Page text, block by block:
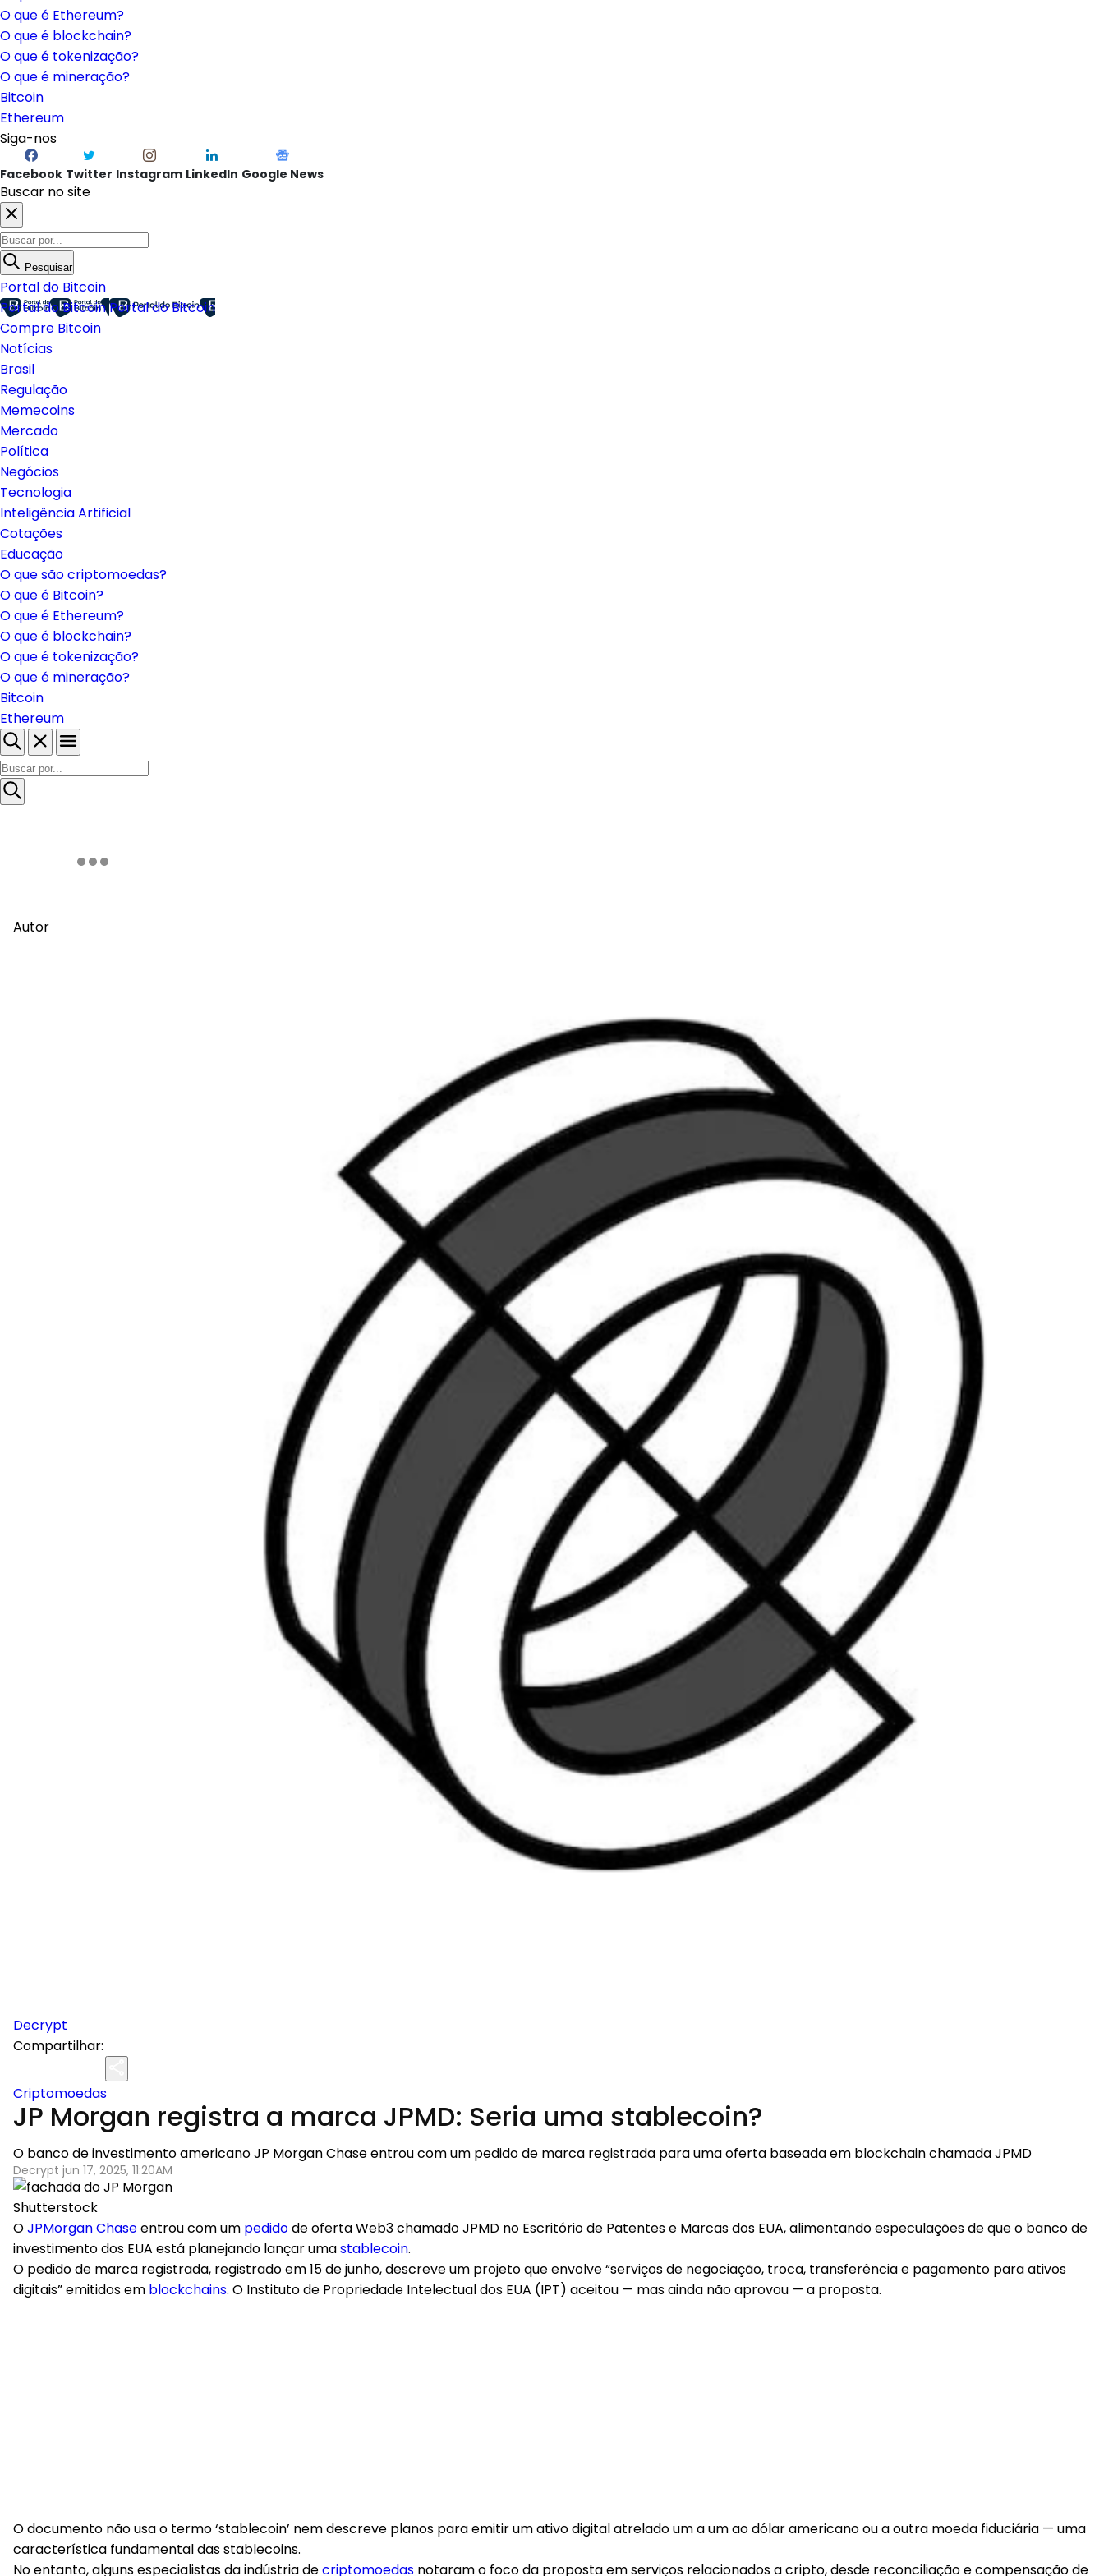
O que é Ethereum?
O que é blockchain?
O que é tokenização?
O que é mineração?
Bitcoin
Ethereum
Siga-nos
Facebook Twitter Instagram LinkedIn Google News
Buscar no site
Pesquisar
Portal do Bitcoin
Portal do BitcoinPortal do Bitcoin
Compre Bitcoin
Notícias
Brasil
Regulação
Memecoins
Mercado
Política
Negócios
Tecnologia
Inteligência Artificial
Cotações
Educação
O que são criptomoedas?
O que é Bitcoin?
O que é Ethereum?
O que é blockchain?
O que é tokenização?
O que é mineração?
Bitcoin
Ethereum
Autor
Decrypt
Compartilhar:
Criptomoedas
JP Morgan registra a marca JPMD: Seria uma stablecoin?
O banco de investimento americano JP Morgan Chase entrou com um pedido de marca registrada para uma oferta baseada em blockchain chamada JPMD
Decrypt jun 17, 2025, 11:20AM
Shutterstock
OJPMorgan Chaseentrou com um pedidode oferta Web3 chamado JPMD no Escritório de Patentes e Marcas dos EUA, alimentando especulações de que o banco de
investimento dos EUA está planejando lançar umastablecoin.
O pedido de marca registrada, registrado em 15 de junho, descreve um projeto que envolve “serviços de negociação, troca, transferência e pagamento para ativos
digitais” emitidos em blockchains. O Instituto de Propriedade Intelectual dos EUA (IPT) aceitou — mas ainda não aprovou — a proposta.
O documento não usa o termo ‘stablecoin’ nem descreve planos para emitir um ativo digital atrelado um a um ao dólar americano ou a outra moeda fiduciária — uma
característica fundamental das stablecoins.
No entanto, alguns especialistas da indústria decriptomoedas notaram o foco da proposta em serviços relacionados a cripto, desde reconciliação e compensação de